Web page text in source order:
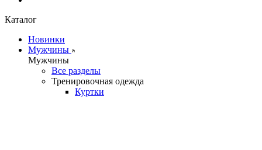
Каталог
Новинки
Мужчины
Мужчины
Все разделы
Тренировочная одежда
Куртки